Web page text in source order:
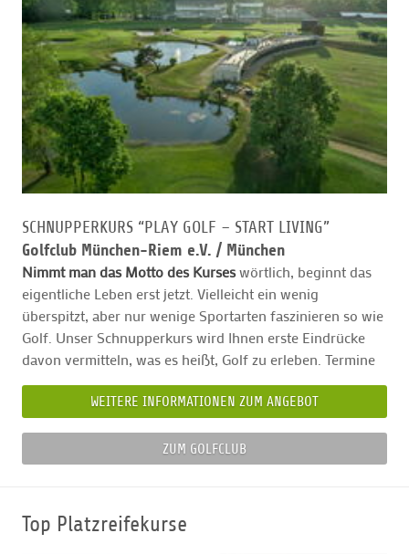
SCHNUPPERKURS “PLAY GOLF – START LIVING”
Golfclub München-Riem e.V. / München
Nimmt man das Motto des Kurseswörtlich, beginnt das
eigentliche Leben erst jetzt. Vielleicht ein wenig
überspitzt, aber nur wenige Sportarten faszinieren so wie
Golf. Unser Schnupperkurs wird Ihnen erste Eindrücke
davon vermitteln, was es heißt, Golf zu erleben. Termine
WEITERE INFORMATIONEN ZUM ANGEBOT
ZUM GOLFCLUB
Top Platzreifekurse